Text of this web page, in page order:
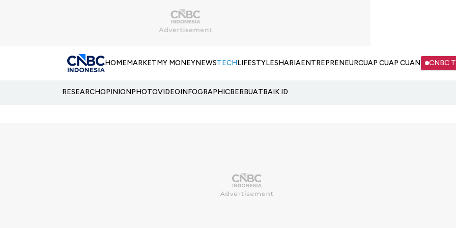
HOMEMARKETMY MONEYNEWSTECHLIFESTYLESHARIAENTREPRENEURCUAP CUAP CUAN CNBC
RESEARCHOPINIONPHOTOVIDEOINFOGRAPHICBERBUATBAIK.ID